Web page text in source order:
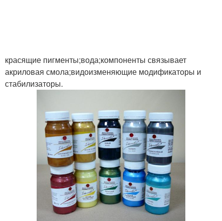
красящие пигменты;вода;компоненты связывает
акриловая смола;видоизменяющие модификаторы и
стабилизаторы.